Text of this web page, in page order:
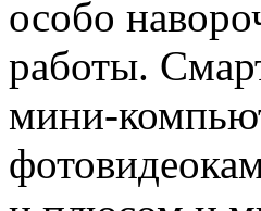
особо
работы.
мини-